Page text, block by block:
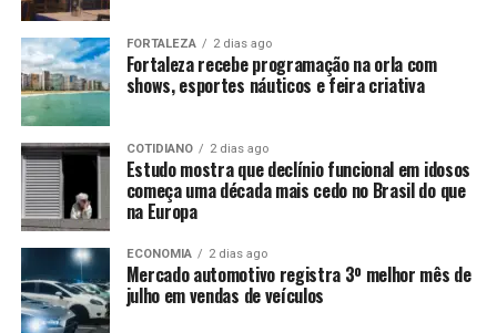
FORTALEZA 2 dias ago
Fortaleza recebe programação na orla com
shows, esportes náuticos e feira criativa
COTIDIANO 2 dias ago
Estudo mostra que declínio funcional em idosos
começa uma década mais cedo no Brasil do que
na Europa
ECONOMIA 2 dias ago
Mercado automotivo registra 3º melhor mês de
julho em vendas de veículos